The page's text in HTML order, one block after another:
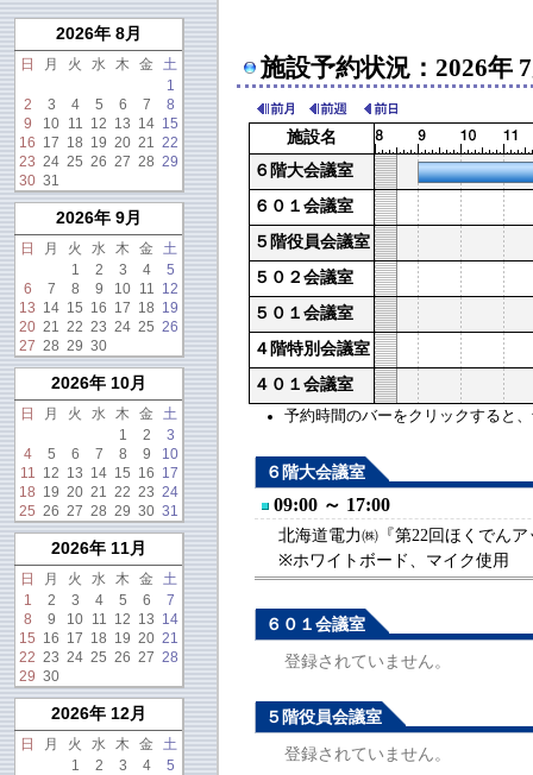
施設予約状況：2026年
施設名
予約時間のバーをクリックすると
６階大会議室
６０１会議室
５階役員会議室
５０２会議室
５０１会議室
４階特別会議室
４０１会議室
６階大会議室
09:00 ～ 17:00
北海道電力㈱『第22回ほくでん
※ホワイトボード、マイク使用
６０１会議室
登録されていません。
５階役員会議室
登録されていません。
2026年 8月
日 月 火 水 木 金
土
1
2
3 4 5 6 7
8
9
10 11 12 13 14 15
16 17 18 19 20 21 22
23 24 25 26 27 28 29
30 31
2026年 9月
日 月 火 水 木 金
土
1
2 3 4
5
6
7 8 9 10 11 12
13 14 15 16 17 18 19
20 21 22 23 24 25 26
27 28 29 30
2026年 10月
日 月 火 水 木 金
土
1
2
3
4
5 6 7 8 9
10
11 12 13 14 15 16 17
18 19 20 21 22 23 24
25 26 27 28 29 30 31
2026年 11月
日 月 火 水 木 金
土
1
2 3 4 5 6
7
8
9 10 11 12 13 14
15 16 17 18 19 20 21
22 23 24 25 26 27 28
29 30
2026年 12月
日 月 火 水 木 金
土
1
2 3 4
5